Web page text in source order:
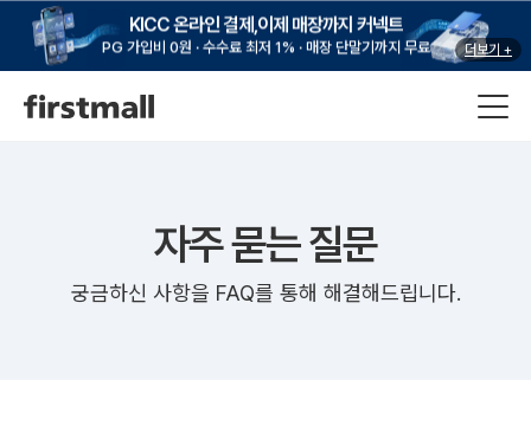
KICC 온라인 결제,이제 매장까지 커넥트
PG 가입비 0원 · 수수료 최저 1% · 매장 단말기까지 무료 더보기 +
자주 묻는 질문
궁금하신 사항을 FAQ를 통해 해결해드립니다.